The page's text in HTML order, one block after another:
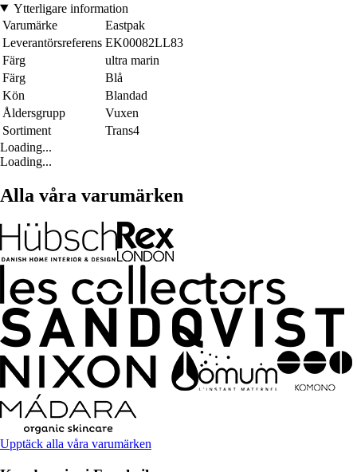
Ytterligare information
Varumärke
Eastpak
Leverantörsreferens EK00082LL83
Färg
ultra marin
Färg
Blå
Kön
Blandad
Åldersgrupp
Vuxen
Sortiment
Trans4
Loading...
Loading...
Alla våra varumärken
Upptäck alla våra varumärken